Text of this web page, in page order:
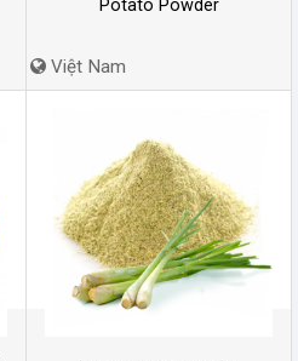
Potato Powder
Việt Nam